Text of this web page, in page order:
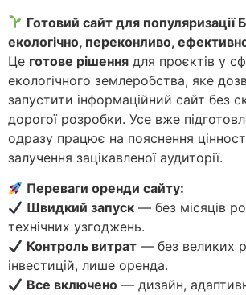
Готовий сайт для
екологічно, переконливо,
Це готове рішення для проєктів у
екологічного землеробства, яке
запустити інформаційний сайт без
дорогої розробки. Усе вже
одразу працює на пояснення
залучення зацікавленої аудиторії.
Переваги оренди сайту:
Швидкий запуск — без місяців
технічних узгоджень.
Контроль витрат — без великих
інвестицій, лише оренда.
Все включено — дизайн,